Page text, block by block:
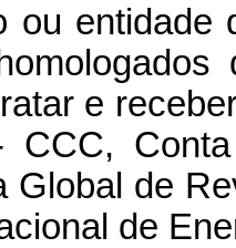
ou
e
CCC,
Global de
de